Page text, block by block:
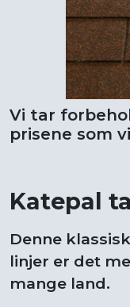
Vi tar
prisene som
Katepal
Denne
linjer er det
mange land.